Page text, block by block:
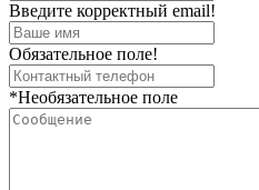
Введите корректный email!
Обязательное поле!
*Необязательное поле